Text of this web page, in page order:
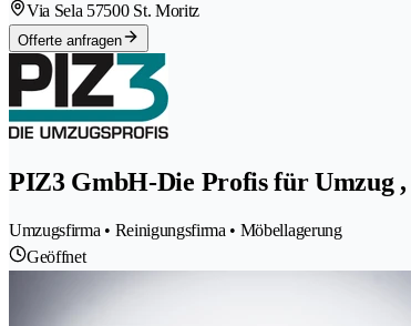
Via Sela 57500 St. Moritz
Offerte anfragen
PIZ3 GmbH-Die Profis für Umzug
Umzugsfirma • Reinigungsfirma • Möbellagerung
Geöffnet